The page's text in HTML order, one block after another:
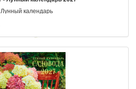
Лунный календарь